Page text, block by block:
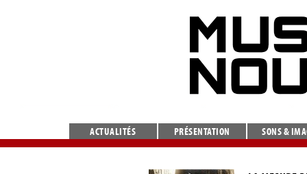
ACTUALITÉS PRÉSENTATION SONS &